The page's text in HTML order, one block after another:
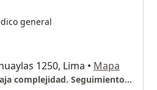
general
1250, Lima • Mapa
Patología aguda de Baja complejidad. Seguimiento pacientes COVID